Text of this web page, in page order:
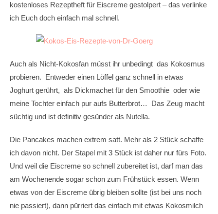
kostenloses Rezeptheft für Eiscreme gestolpert – das verlinke
ich Euch doch einfach mal schnell.
Auch als Nicht-Kokosfan müsst ihr unbedingt das Kokosmus
probieren. Entweder einen Löffel ganz schnell in etwas
Joghurt gerührt, als Dickmachet für den Smoothie oder wie
meine Tochter einfach pur aufs Butterbrot… Das Zeug macht
süchtig und ist definitiv gesünder als Nutella.
Die Pancakes machen extrem satt. Mehr als 2 Stück schaffe
ich davon nicht. Der Stapel mit 3 Stück ist daher nur fürs Foto.
Und weil die Eiscreme so schnell zubereitet ist, darf man das
am Wochenende sogar schon zum Frühstück essen. Wenn
etwas von der Eiscreme übrig bleiben sollte (ist bei uns noch
nie passiert), dann pürriert das einfach mit etwas Kokosmilch